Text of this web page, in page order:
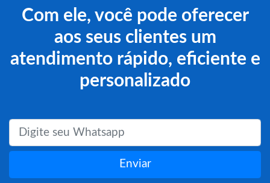
Com ele, você pode oferecer
aos seus clientes um
atendimento rápido, eficiente e
personalizado
Enviar